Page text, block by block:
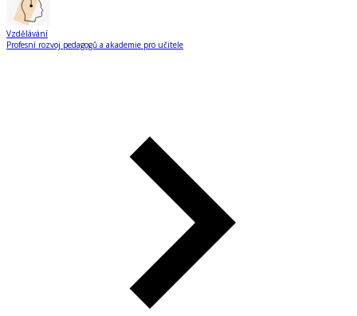
Vzdělávání
Profesní rozvoj pedagogů a akademie pro učitele